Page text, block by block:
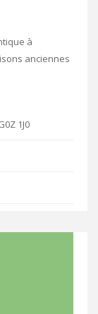
à
anciennes
1J0